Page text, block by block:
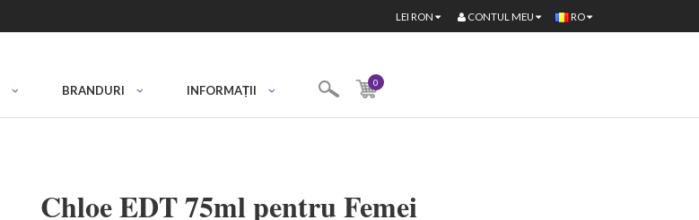
RO
LEI RON CONTUL MEU
BRANDURI INFORMAȚII
0
Chloe EDT 75ml pentru Femei